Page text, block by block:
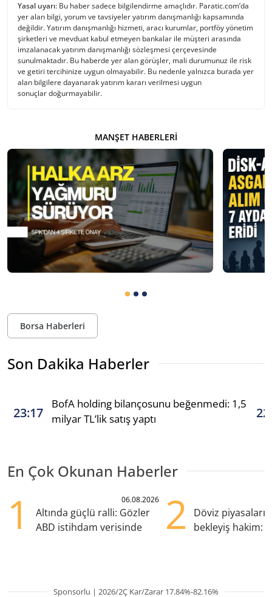
Yasal uyarı: Bu haber sadece bilgilendirme amaçlıdır. Paratic.com’da
yer alan bilgi, yorum ve tavsiyeler yatırım danışmanlığı kapsamında
değildir. Yatırım danışmanlığı hizmeti, aracı kurumlar, portföy yönetim
şirketleri ve mevduat kabul etmeyen bankalar ile müşteri arasında
imzalanacak yatırım danışmanlığı sözleşmesi çerçevesinde
sunulmaktadır. Bu haberde yer alan görüşler, mali durumunuz ile risk
ve getiri tercihinize uygun olmayabilir. Bu nedenle yalnızca burada yer
alan bilgilere dayanarak yatırım kararı verilmesi uygun
sonuçlar doğurmayabilir.
MANŞET HABERLERI
Borsa Haberleri
Son Dakika Haberler
23:17
BofA holding bilançosunu beğenmedi: 1,5
milyar TL’lik satış yaptı
En Çok Okunan Haberler
1 06.08.2026
Altında güçlü ralli: Gözler
ABD istihdam verisinde
2
Döviz
bekleyiş hakim:
Sponsorlu | 2026/2Ç Kar/Zarar 17.84%-82.16%